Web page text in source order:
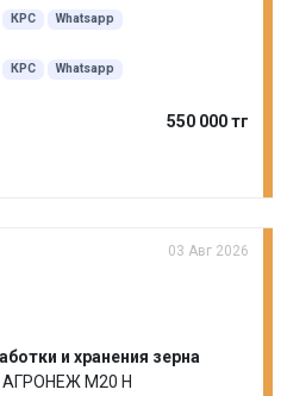
КРС Whatsapp
КРС Whatsapp
550 000 тг
03 Авг 2026
и хранения зерна
АГРОНЕЖ М20 Н